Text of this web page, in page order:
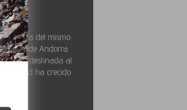
del mismo
de Andorra
destinada al
la ciudad ha crecido